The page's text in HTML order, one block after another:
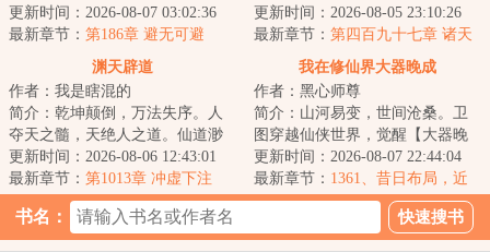
回中无限进化血脉灵根。方生一
世世轮回，从杂...
更新时间：2026-08-07 03:02:36
最新章节： 第186章 避无可避
林忧误至此世，索性高卧山巅，
仔细俯瞰着整个人...
更新时间：2026-08-05 23:10:26
最新章节： 第四百九十七章 诸天
惊怖，青霄现世
渊天辟道
作者：我是瞎混的
简介：乾坤颠倒，万法失序。人
夺天之髓，天绝人之道。仙道渺
渺，永生空空，我自辟道而行，
于深渊中见永生...
更新时间：2026-08-06 12:43:01
最新章节： 第1013章 冲虚下注
我在修仙界大器晚成
作者：黑心师尊
简介：山河易变，世间沧桑。卫
图穿越仙侠世界，觉醒【大器晚
成】命格。【命格：大器晚
成。】【属性：坚韧...
更新时间：2026-08-07 22:44:04
最新章节： 1361、昔日布局，近
乡情怯（4k7，求订阅）
书名：